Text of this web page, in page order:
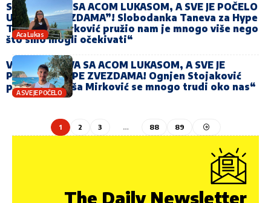
Aca Lukas
SUTRA PJEVA SA ACOM LUKASOM, A SVE JE POČELO
U “HYPE ZVEZDAMA”! Slobodanka Taneva za Hype
TV: “Saša Mirković pružio nam je mnogo više nego
što smo mogli očekivati“
A SVE JE POČELO
VEČERAS PJEVA SA ACOM LUKASOM, A SVE JE
POČELO U HYPE ZVEZDAMA! Ognjen Stojaković
priznaje: „Saša Mirković se mnogo trudi oko nas“
1 2 3 … 88 89
The Daily Newsletter